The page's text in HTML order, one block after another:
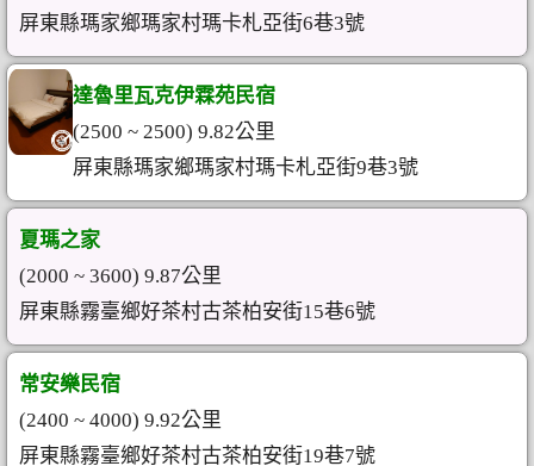
屏東縣瑪家鄉瑪家村瑪卡札亞街6巷3號
達魯里瓦克伊霖苑民宿
(2500 ~ 2500) 9.82公里
屏東縣瑪家鄉瑪家村瑪卡札亞街9巷3號
夏瑪之家
(2000 ~ 3600) 9.87公里
屏東縣霧臺鄉好茶村古茶柏安街15巷6號
常安樂民宿
(2400 ~ 4000) 9.92公里
屏東縣霧臺鄉好茶村古茶柏安街19巷7號